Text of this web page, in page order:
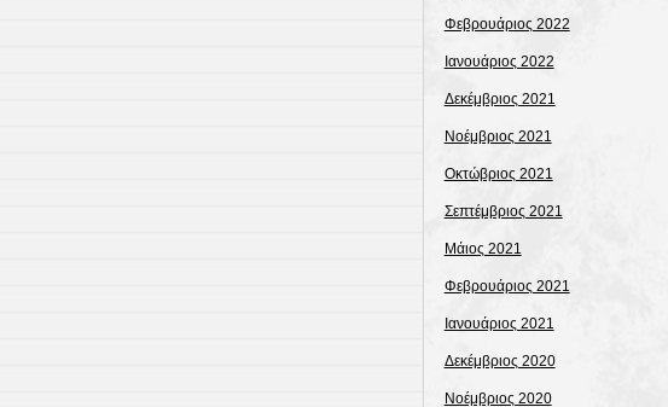
Φεβρουάριος 2022
Ιανουάριος 2022
Δεκέμβριος 2021
Νοέμβριος 2021
Οκτώβριος 2021
Σεπτέμβριος 2021
Μάιος 2021
Φεβρουάριος 2021
Ιανουάριος 2021
Δεκέμβριος 2020
Νοέμβριος 2020